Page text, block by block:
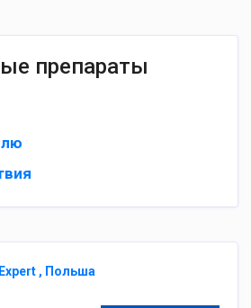
препараты
, Польша